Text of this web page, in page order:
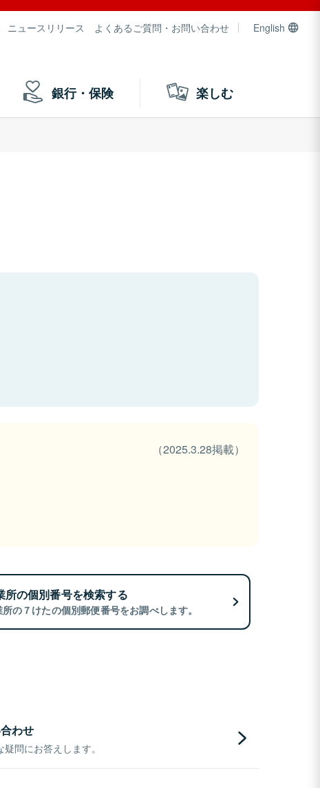
ニュースリリース よくあるご質問・お問い合わせ English
銀行・保険 楽しむ
（2025.3.28掲載）
所の個別番号を検索する
の７けたの個別郵便番号をお調べします。
わせ
問にお答えします。